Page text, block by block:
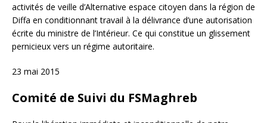
activités de veille d’Alternative espace citoyen dans la région de
Diffa en conditionnant travail à la délivrance d’une autorisation
écrite du ministre de l’Intérieur. Ce qui constitue un glissement
pernicieux vers un régime autoritaire.
23 mai 2015
Comité de Suivi du FSMaghreb